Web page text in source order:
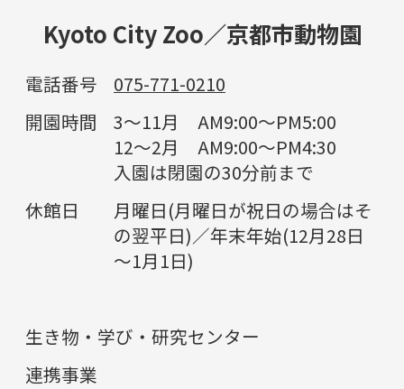
Kyoto City Zoo／京都市動物園
電話番号
075-771-0210
開園時間
3～11月 AM9:00～PM5:00
12～2月 AM9:00～PM4:30
入園は閉園の30分前まで
休館日
月曜日(月曜日が祝日の場合はそ
の翌平日)／年末年始(12月28日
～1月1日)
生き物・学び・研究センター
連携事業